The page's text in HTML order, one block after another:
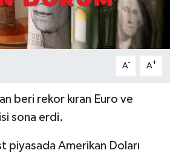
A- A+
beri rekor kıran Euro ve
sona erdi.
piyasada Amerikan Doları